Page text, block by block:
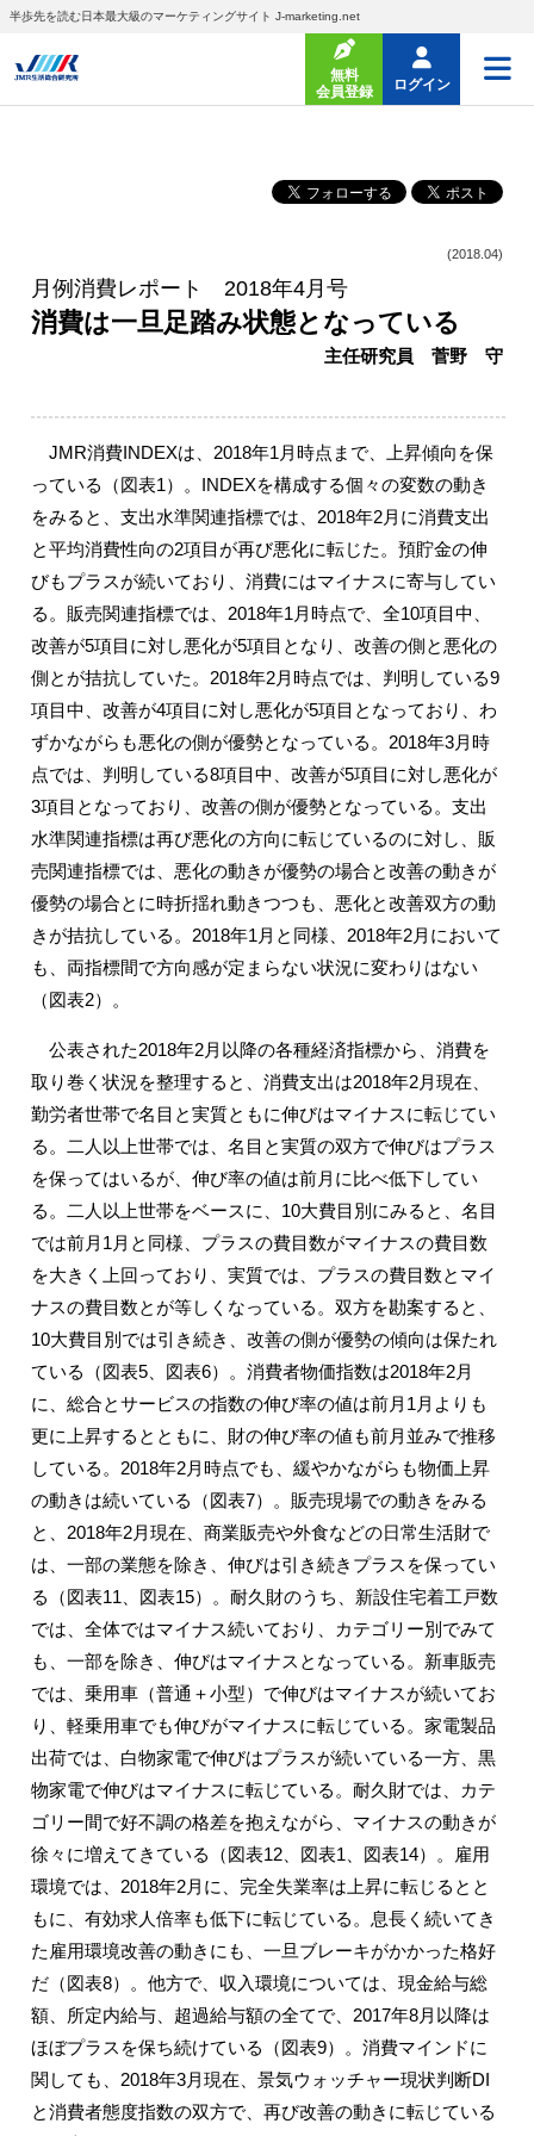
半歩先を読む日本最大級のマーケティングサイト J-marketing.net
無料
会員登録
ログイン
(2018.04)
月例消費レポート 2018年4月号
消費は一旦足踏み状態となっている
主任研究員 菅野 守
JMR消費INDEXは、2018年1月時点まで、上昇傾向を保
っている（図表1）。INDEXを構成する個々の変数の動き
をみると、支出水準関連指標では、2018年2月に消費支出
と平均消費性向の2項目が再び悪化に転じた。預貯金の伸
びもプラスが続いており、消費にはマイナスに寄与してい
る。販売関連指標では、2018年1月時点で、全10項目中、
改善が5項目に対し悪化が5項目となり、改善の側と悪化の
側とが拮抗していた。2018年2月時点では、判明している9
項目中、改善が4項目に対し悪化が5項目となっており、わ
ずかながらも悪化の側が優勢となっている。2018年3月時
点では、判明している8項目中、改善が5項目に対し悪化が
3項目となっており、改善の側が優勢となっている。支出
水準関連指標は再び悪化の方向に転じているのに対し、販
売関連指標では、悪化の動きが優勢の場合と改善の動きが
優勢の場合とに時折揺れ動きつつも、悪化と改善双方の動
きが拮抗している。2018年1月と同様、2018年2月において
も、両指標間で方向感が定まらない状況に変わりはない
（図表2）。
公表された2018年2月以降の各種経済指標から、消費を
取り巻く状況を整理すると、消費支出は2018年2月現在、
勤労者世帯で名目と実質ともに伸びはマイナスに転じてい
る。二人以上世帯では、名目と実質の双方で伸びはプラス
を保ってはいるが、伸び率の値は前月に比べ低下してい
る。二人以上世帯をベースに、10大費目別にみると、名目
では前月1月と同様、プラスの費目数がマイナスの費目数
を大きく上回っており、実質では、プラスの費目数とマイ
ナスの費目数とが等しくなっている。双方を勘案すると、
10大費目別では引き続き、改善の側が優勢の傾向は保たれ
ている（図表5、図表6）。消費者物価指数は2018年2月
に、総合とサービスの指数の伸び率の値は前月1月よりも
更に上昇するとともに、財の伸び率の値も前月並みで推移
している。2018年2月時点でも、緩やかながらも物価上昇
の動きは続いている（図表7）。販売現場での動きをみる
と、2018年2月現在、商業販売や外食などの日常生活財で
は、一部の業態を除き、伸びは引き続きプラスを保ってい
る（図表11、図表15）。耐久財のうち、新設住宅着工戸数
では、全体ではマイナス続いており、カテゴリー別でみて
も、一部を除き、伸びはマイナスとなっている。新車販売
では、乗用車（普通＋小型）で伸びはマイナスが続いてお
り、軽乗用車でも伸びがマイナスに転じている。家電製品
出荷では、白物家電で伸びはプラスが続いている一方、黒
物家電で伸びはマイナスに転じている。耐久財では、カテ
ゴリー間で好不調の格差を抱えながら、マイナスの動きが
徐々に増えてきている（図表12、図表1、図表14）。雇用
環境では、2018年2月に、完全失業率は上昇に転じるとと
もに、有効求人倍率も低下に転じている。息長く続いてき
た雇用環境改善の動きにも、一旦ブレーキがかかった格好
だ（図表8）。他方で、収入環境については、現金給与総
額、所定内給与、超過給与額の全てで、2017年8月以降は
ほぼプラスを保ち続けている（図表9）。消費マインドに
関しても、2018年3月現在、景気ウォッチャー現状判断DI
と消費者態度指数の双方で、再び改善の動きに転じている